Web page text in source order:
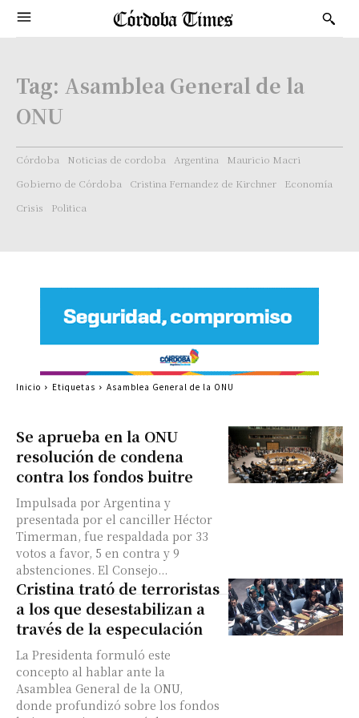
Tag: Asamblea General de la
ONU
Córdoba Noticias de cordoba Argentina
Mauricio Macri
Gobierno de Córdoba
Cristina Fernandez de Kirchner
Economía
Crisis
Politica
Se aprueba en la ONU
resolución de condena
contra los fondos buitre
Impulsada por Argentina y
presentada por el canciller Héctor
Timerman, fue respaldada por 33
votos a favor, 5 en contra y 9
abstenciones. El Consejo...
Cristina trató de terroristas
a los que desestabilizan a
través de la especulación
La Presidenta formuló este
concepto al hablar ante la
Asamblea General de la ONU,
donde profundizó sobre los fondos
Inicio Etiquetas Asamblea General de la ONU